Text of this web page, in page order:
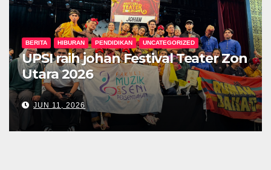
BERITA HIBURAN PENDIDIKAN UNCATEGORIZED
UPSI raih johan Festival Teater Zon
Utara 2026
JUN 11, 2026